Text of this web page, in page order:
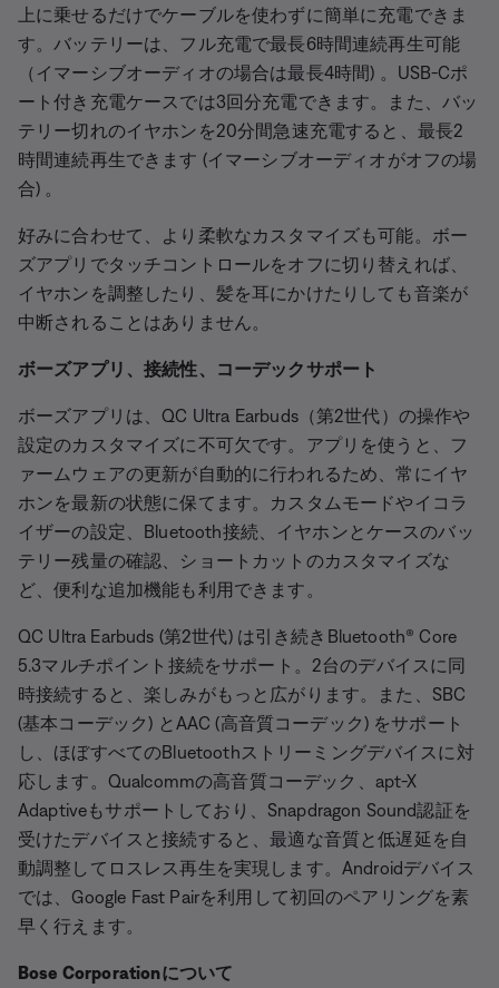
上に乗せるだけでケーブルを使わずに簡単に充電できま
す。バッテリーは、フル充電で最長6時間連続再生可能
（イマーシブオーディオの場合は最長4時間) 。USB-Cポ
ート付き充電ケースでは3回分充電できます。また、バッ
テリー切れのイヤホンを20分間急速充電すると、最長2
時間連続再生できます (イマーシブオーディオがオフの場
合) 。
好みに合わせて、より柔軟なカスタマイズも可能。ボー
ズアプリでタッチコントロールをオフに切り替えれば、
イヤホンを調整したり、髪を耳にかけたりしても音楽が
中断されることはありません。
ボーズアプリ、接続性、コーデックサポート
ボーズアプリは、QC Ultra Earbuds（第2世代）の操作や
設定のカスタマイズに不可欠です。アプリを使うと、フ
ァームウェアの更新が自動的に行われるため、常にイヤ
ホンを最新の状態に保てます。カスタムモードやイコラ
イザーの設定、Bluetooth接続、イヤホンとケースのバッ
テリー残量の確認、ショートカットのカスタマイズな
ど、便利な追加機能も利用できます。
QC Ultra Earbuds (第2世代) は引き続きBluetooth® Core
5.3マルチポイント接続をサポート。2台のデバイスに同
時接続すると、楽しみがもっと広がります。また、SBC
(基本コーデック) とAAC (高音質コーデック) をサポート
し、ほぼすべてのBluetoothストリーミングデバイスに対
応します。Qualcommの高音質コーデック、apt-X
Adaptiveもサポートしており、Snapdragon Sound認証を
受けたデバイスと接続すると、最適な音質と低遅延を自
動調整してロスレス再生を実現します。Androidデバイス
では、Google Fast Pairを利用して初回のペアリングを素
早く行えます。
Bose Corporationについて